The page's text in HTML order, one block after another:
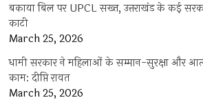
बकाया बिल पर UPCL सख्त, उत्तराखंड के कई
काटी
March 25, 2026
धामी सरकार ने महिलाओं के सम्मान-सुरक्षा और
काम: दीप्ति रावत
March 25, 2026